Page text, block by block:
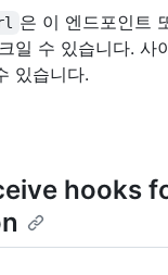
은 이 엔드포인트
일 수 있습니다. 사
있습니다.
hooks